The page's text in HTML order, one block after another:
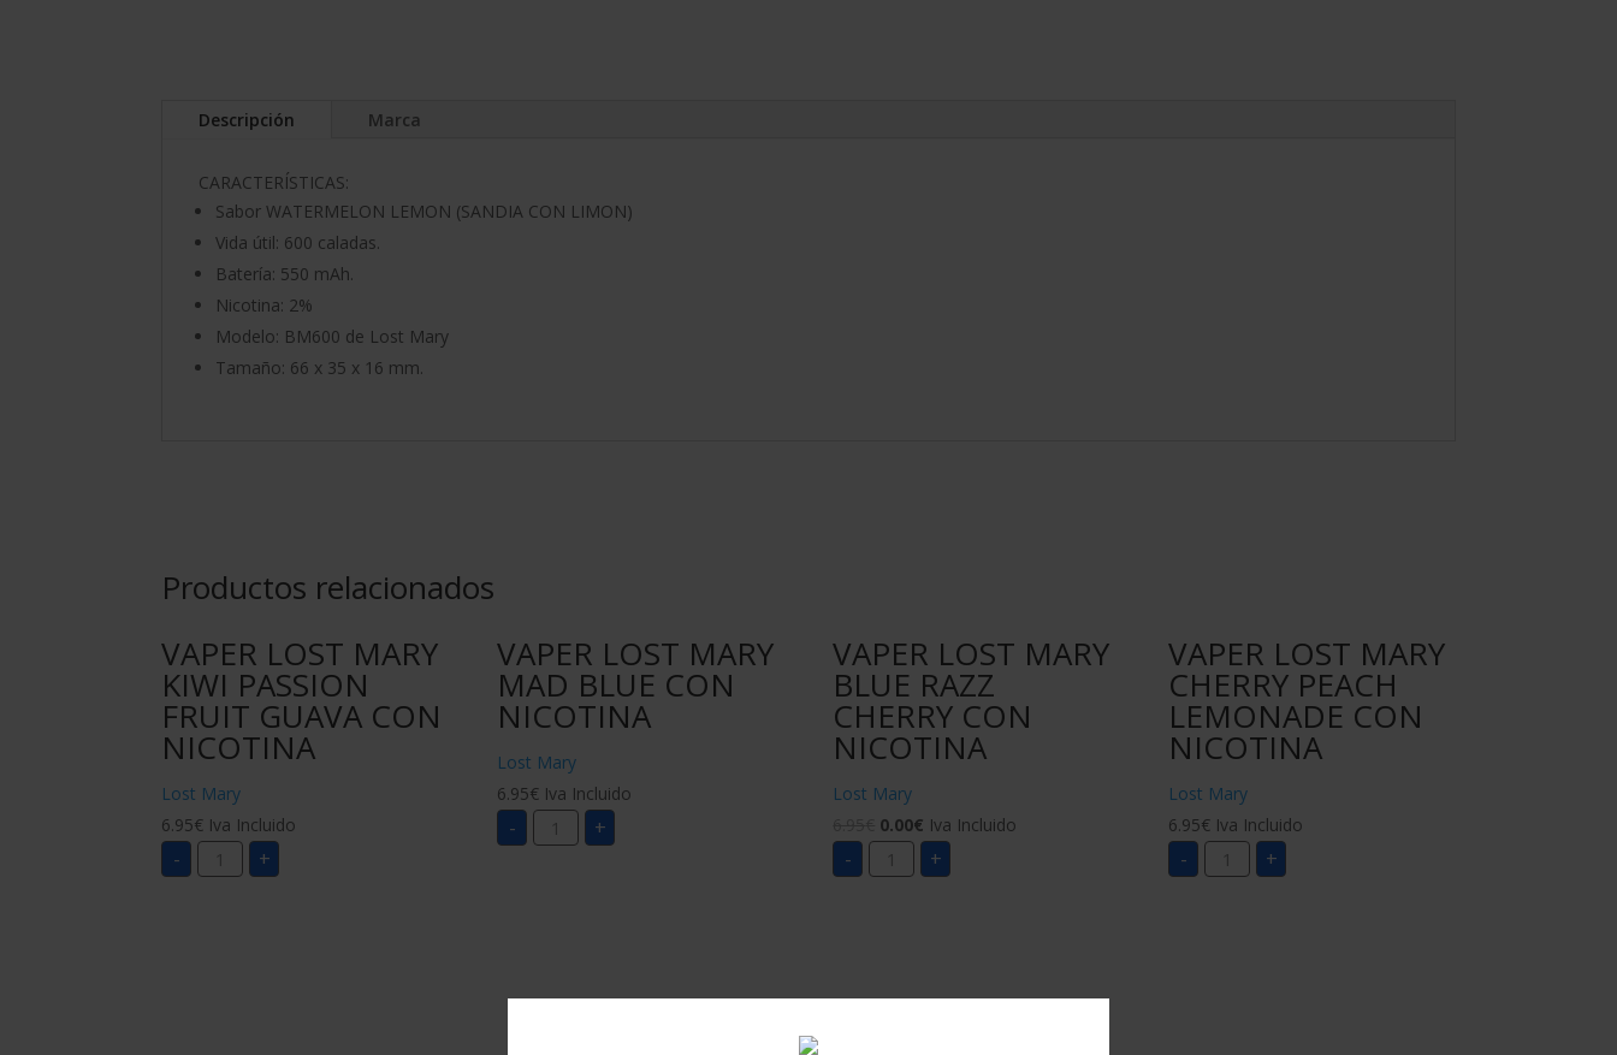
Descripción Marca
CARACTERÍSTICAS:
Sabor WATERMELON LEMON (SANDIA CON LIMON)
Vida útil: 600 caladas.
Batería: 550 mAh.
Nicotina: 2%
Modelo: BM600 de Lost Mary
Tamaño: 66 x 35 x 16 mm.
Productos relacionados
VAPER LOST MARY
KIWI PASSION
FRUIT GUAVA CON
NICOTINA
Lost Mary
6.95€ Iva Incluido
- VAPER
LOST
MARY
+
VAPER LOST MARY
MAD BLUE CON
NICOTINA
Lost Mary
6.95€ Iva Incluido
- VAPER
LOST
MARY
+
VAPER LOST MARY
BLUE RAZZ
CHERRY CON
NICOTINA
Lost Mary
0.00€ Iva Incluido
- VAPER
LOST
MARY
+
VAPER LOST MARY
CHERRY PEACH
LEMONADE CON
NICOTINA
Lost Mary
6.95€ Iva Incluido
- VAPER
LOST
MARY
+